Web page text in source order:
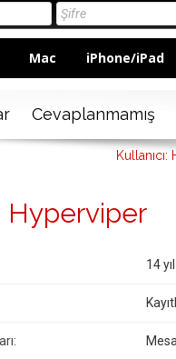
Mac iPhone/iPad
Cevaplanmamış
Hyperviper
14